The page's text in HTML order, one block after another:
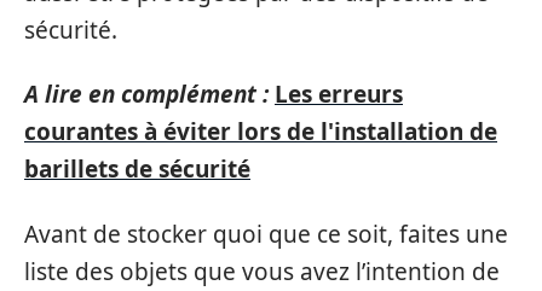
sécurité.
A lire en complément : Les erreurs
courantes à éviter lors de l'installation de
barillets de sécurité
Avant de stocker quoi que ce soit, faites une
liste des objets que vous avez l’intention de